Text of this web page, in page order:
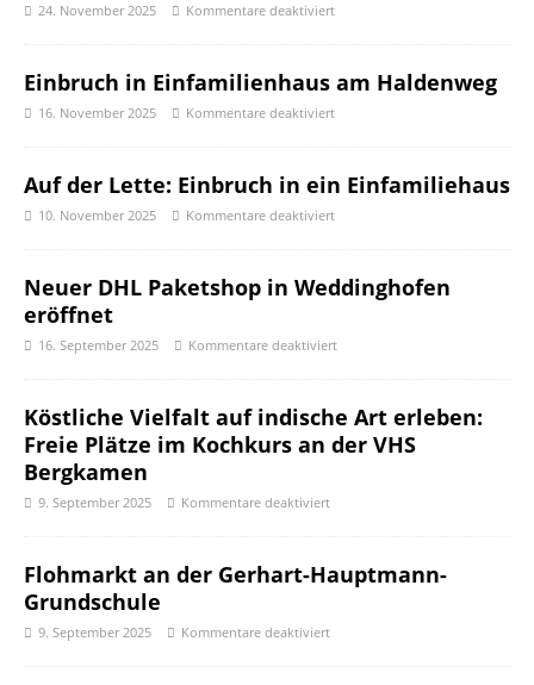
24. November 2025 Kommentare deaktiviert
Einbruch in Einfamilienhaus am Haldenweg
16. November 2025 Kommentare deaktiviert
Auf der Lette: Einbruch in ein Einfamiliehaus
10. November 2025 Kommentare deaktiviert
Neuer DHL Paketshop in Weddinghofen
eröffnet
16. September 2025 Kommentare deaktiviert
Köstliche Vielfalt auf indische Art erleben:
Freie Plätze im Kochkurs an der VHS
Bergkamen
9. September 2025 Kommentare deaktiviert
Flohmarkt an der Gerhart-Hauptmann-
Grundschule
9. September 2025 Kommentare deaktiviert